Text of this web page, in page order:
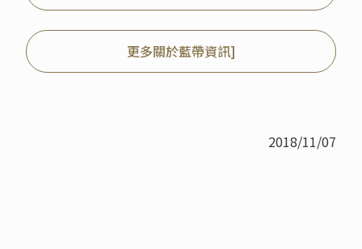
更多關於藍帶資訊]
2018/11/07